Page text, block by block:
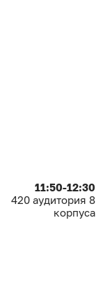
11:50-12:30
420 аудитория 8
корпуса